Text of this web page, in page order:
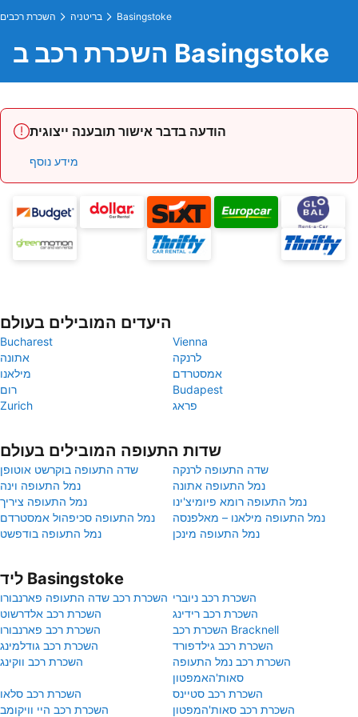
השכרת רכבים בריטניה Basingstoke
השכרת רכב ב Basingstoke
הודעה בדבר אישור תובענה ייצוגית
מידע נוסף
היעדים המובילים בעולם
Bucharest
Vienna
אתונה
לרנקה
מילאנו
אמסטרדם
רום
Budapest
Zurich
פראג
שדות התעופה המובילים בעולם
שדה התעופה בוקרשט אוטופן
שדה התעופה לרנקה
נמל התעופה וינה
נמל התעופה אתונה
נמל התעופה ציריך
נמל התעופה רומא פיומיצ'ינו
נמל התעופה סכיפהול אמסטרדם
נמל התעופה מילאנו – מאלפנסה
נמל התעופה בודפשט
נמל התעופה מינכן
ליד Basingstoke
השכרת רכב שדה התעופה פארנבורו השכרת רכב ניוברי
השכרת רכב אלדרשוט
השכרת רכב רידינג
השכרת רכב פארנבורו
השכרת רכב Bracknell
השכרת רכב גודלמינג
השכרת רכב גילדפורד
השכרת רכב ווקינג
השכרת רכב נמל התעופה
סאות'האמפטון
השכרת רכב סלאו
השכרת רכב סטיינס
השכרת רכב היי וויקומב
השכרת רכב סאות'המפטון